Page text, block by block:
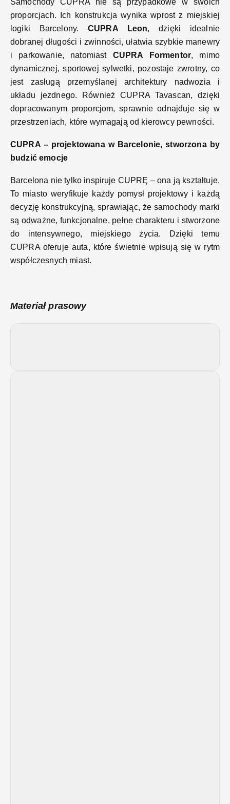
Samochody CUPRA nie są przypadkowe w swoich
proporcjach. Ich konstrukcja wynika wprost z miejskiej
logiki Barcelony. CUPRA Leon, dzięki idealnie
dobranej długości i zwinności, ułatwia szybkie manewry
i parkowanie, natomiast CUPRA Formentor, mimo
dynamicznej, sportowej sylwetki, pozostaje zwrotny, co
jest zasługą przemyślanej architektury nadwozia i
układu jezdnego. Również CUPRA Tavascan, dzięki
dopracowanym proporcjom, sprawnie odnajduje się w
przestrzeniach, które wymagają od kierowcy pewności.
CUPRA – projektowana w Barcelonie, stworzona by
budzić emocje
Barcelona nie tylko inspiruje CUPRĘ – ona ją kształtuje.
To miasto weryfikuje każdy pomysł projektowy i każdą
decyzję konstrukcyjną, sprawiając, że samochody marki
są odważne, funkcjonalne, pełne charakteru i stworzone
do intensywnego, miejskiego życia. Dzięki temu
CUPRA oferuje auta, które świetnie wpisują się w rytm
współczesnych miast.
Materiał prasowy